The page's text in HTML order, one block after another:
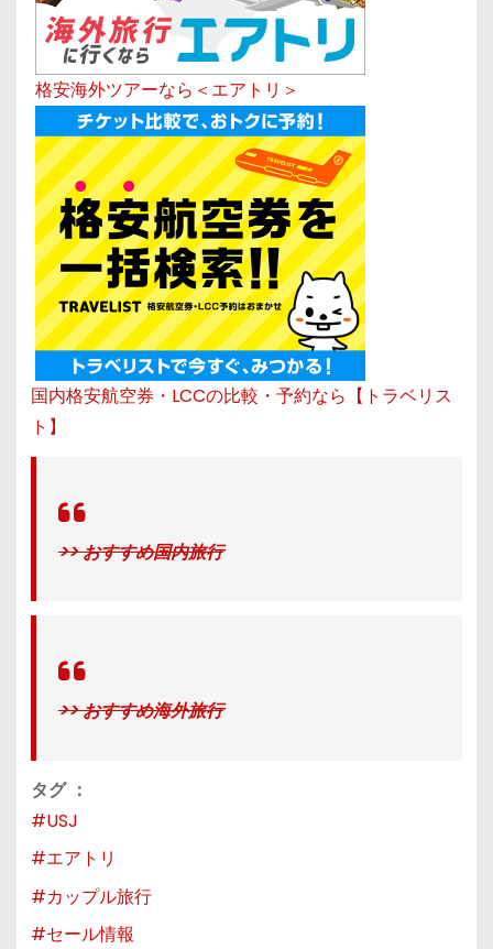
格安海外ツアーなら＜エアトリ＞
国内格安航空券・LCCの比較・予約なら【トラベリス
ト】
>> おすすめ国内旅行
>> おすすめ海外旅行
タグ ：
#USJ
#エアトリ
#カップル旅行
#セール情報